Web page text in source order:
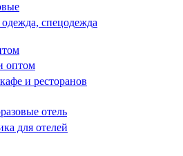
спецодежда
оптом
и ресторанов
отель
для отелей